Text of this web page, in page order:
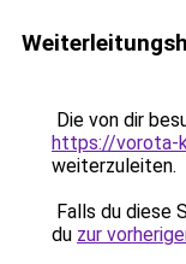
Die von dir
https://vorota-
weiterzuleiten.
Falls du diese
du zur